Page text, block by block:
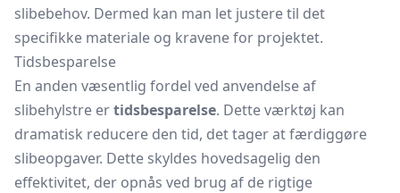
slibebehov. Dermed kan man let justere til det
specifikke materiale og kravene for projektet.
Tidsbesparelse
En anden væsentlig fordel ved anvendelse af
slibehylstre ertidsbesparelse. Dette værktøj kan
dramatisk reducere den tid, det tager at færdiggøre
slibeopgaver. Dette skyldes hovedsagelig den
effektivitet, der opnås ved brug af de rigtige